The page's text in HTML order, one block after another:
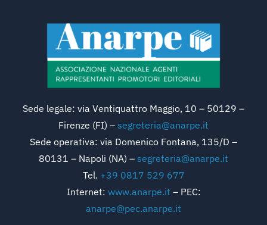
Sede legale: via Ventiquattro Maggio, 10 – 50129 –
Firenze (FI) – segreteria@anarpe.it
Sede operativa: via Domenico Fontana, 135/D –
80131 – Napoli (NA) – segreteria@anarpe.it
Tel. +39 0817 529 677
Internet: www.anarpe.it – PEC:
anarpe@pec.anarpe.it